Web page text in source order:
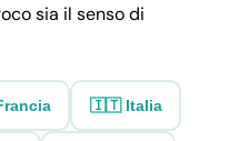
sia il senso di
🇮🇹 Italia